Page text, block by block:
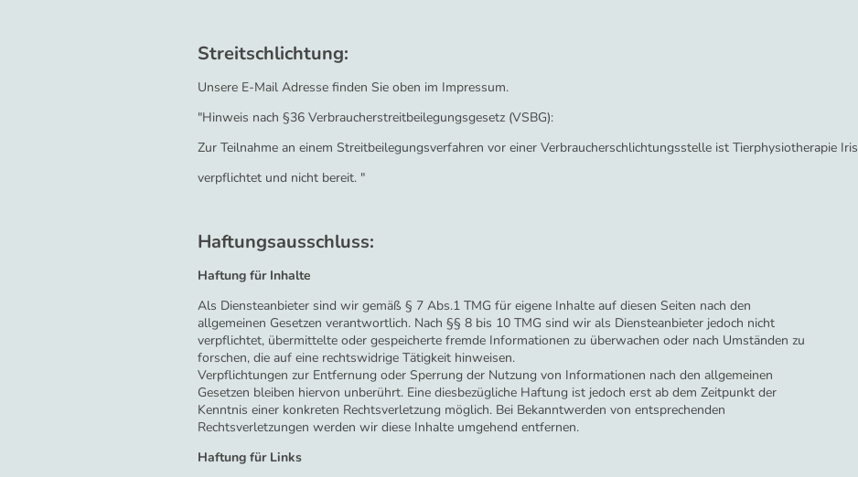
Streitschlichtung:
Unsere E-Mail Adresse finden Sie oben im Impressum.
"Hinweis nach §36 Verbraucherstreitbeilegungsgesetz (VSBG):
Zur Teilnahme an einem Streitbeilegungsverfahren vor einer Verbraucherschlichtungsstelle ist Tierphysiotherapie
verpflichtet und nicht bereit. "
Haftungsausschluss:
Haftung für Inhalte
Als Diensteanbieter sind wir gemäß § 7 Abs.1 TMG für eigene Inhalte auf diesen Seiten nach den
allgemeinen Gesetzen verantwortlich. Nach §§ 8 bis 10 TMG sind wir als Diensteanbieter jedoch nicht
verpflichtet, übermittelte oder gespeicherte fremde Informationen zu überwachen oder nach Umständen zu
forschen, die auf eine rechtswidrige Tätigkeit hinweisen.
Verpflichtungen zur Entfernung oder Sperrung der Nutzung von Informationen nach den allgemeinen
Gesetzen bleiben hiervon unberührt. Eine diesbezügliche Haftung ist jedoch erst ab dem Zeitpunkt der
Kenntnis einer konkreten Rechtsverletzung möglich. Bei Bekanntwerden von entsprechenden
Rechtsverletzungen werden wir diese Inhalte umgehend entfernen.
Haftung für Links